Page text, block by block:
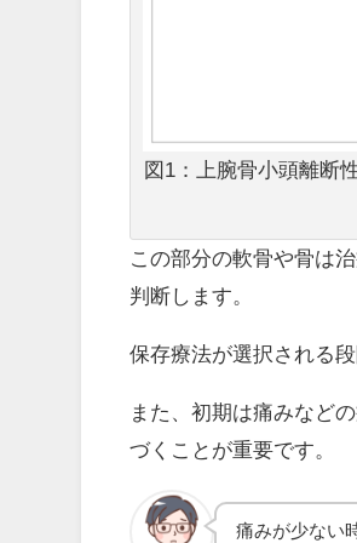
図1：上腕骨小頭離断
この部分の軟骨や骨は
判断します。
保存療法が選択される
また、初期は痛みなど
づくことが重要です。
痛みが少ない